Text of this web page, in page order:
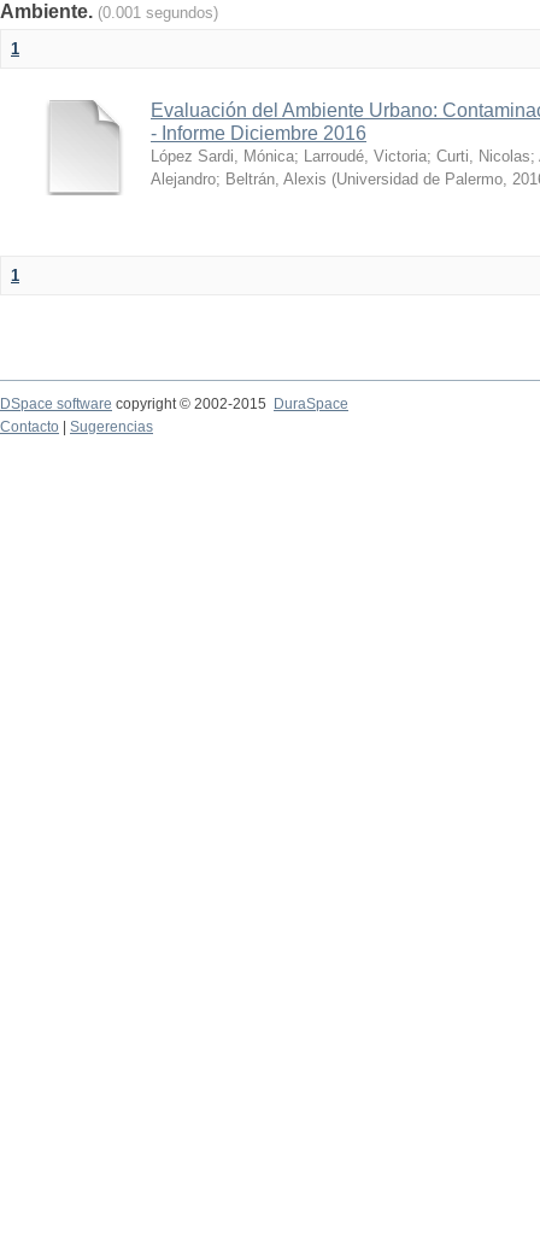
Ambiente. (0.001 segundos)
1
Evaluación del Ambiente Urbano:
- Informe Diciembre 2016
López Sardi, Mónica; Larroudé, Victoria; Curti, Nicolas;
Alejandro; Beltrán, Alexis (Universidad de Palermo,
1
DSpace software copyright © 2002-2015
DuraSpace
Contacto
Sugerencias